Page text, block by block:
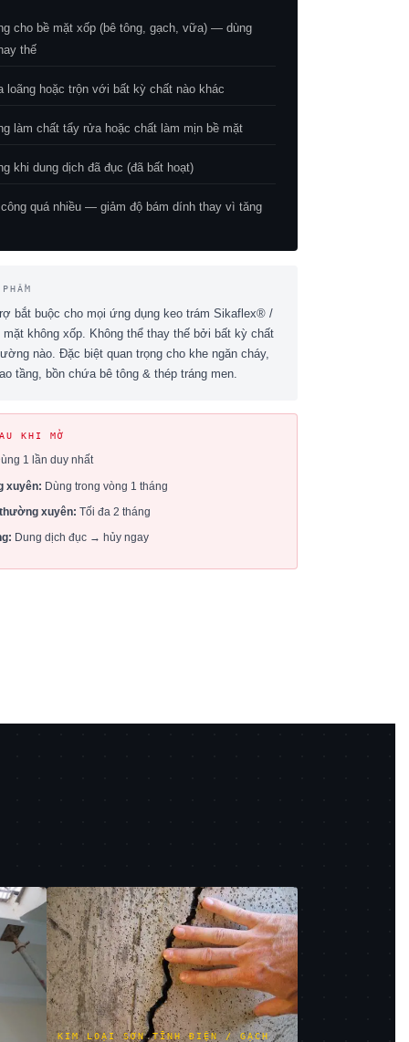
cho bề mặt xốp (bê tông, gạch, vữa) — dùng
thế
loãng hoặc trộn với bất kỳ chất nào khác
làm chất tẩy rửa hoặc chất làm mịn bề mặt
khi dung dịch đã đục (đã bất hoạt)
quá nhiều — giảm độ bám dính thay vì tăng
bắt buộc cho mọi ứng dụng keo trám Sikaflex® /
không xốp. Không thể thay thế bởi bất kỳ chất
nào. Đặc biệt quan trọng cho khe ngăn cháy,
tầng, bồn chứa bê tông & thép tráng men.
KHI MỞ
1 lần duy nhất
xuyên: Dùng trong vòng 1 tháng
xuyên: Tối đa 2 tháng
Dung dịch đục → hủy ngay
KIM LOẠI SƠN TĨNH ĐIỆN / GẠCH